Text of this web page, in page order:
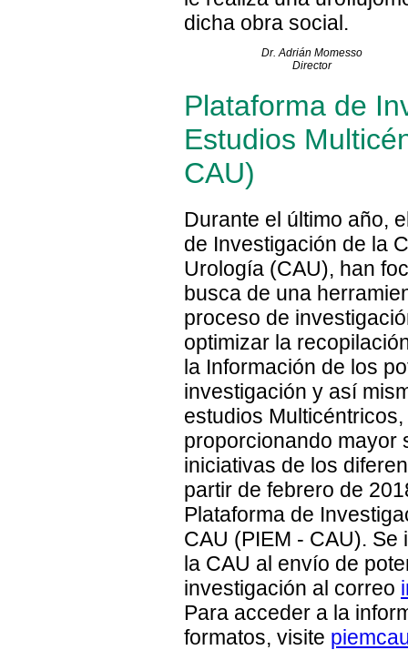
dicha obra social.
Dr. Adrián Momesso
Director
Plataforma de
Estudios
CAU)
Durante el último año,
de Investigación de la
Urología (CAU), han
busca de una
proceso de
optimizar la
la Información de los
investigación y así
estudios
proporcionando mayor
iniciativas de los
partir de febrero de
Plataforma de
CAU (PIEM - CAU).
la CAU al envío de
investigación al correo
Para acceder a la
formatos, visite